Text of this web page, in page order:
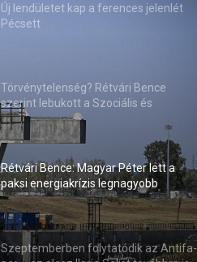
Új lendületet kap a ferences jelenlét
Pécsett
Törvénytelenség? Rétvári Bence
szerint lebukott a Szociális és
Családügyi Minisztérium
Rétvári Bence: Magyar Péter lett a
paksi energiakrízis legnagyobb
rémhírterjesztője (VIDEÓ)
Szeptemberben folytatódik az Antifa-